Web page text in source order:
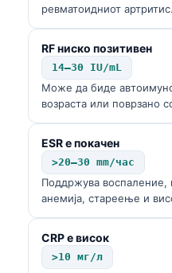
ревматоидниот артритис.
RF ниско позитивен
14–30 IU/mL
Може да биде
возраста или поврзано
ESR е покачен
>20–30 mm/час
Поддржува воспаление,
анемија, стареење и
CRP е висок
>10 мг/л